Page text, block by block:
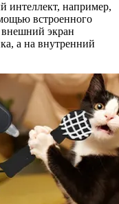
интеллект, например,
встроенного
внешний экран
а на внутренний